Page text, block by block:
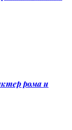
рома и